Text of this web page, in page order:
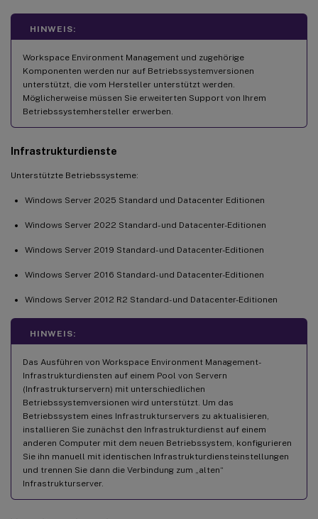
HINWEIS:
Workspace Environment Management und zugehörige
Komponenten werden nur auf Betriebssystemversionen
unterstützt, die vom Hersteller unterstützt werden.
Möglicherweise müssen Sie erweiterten Support von Ihrem
Betriebssystemhersteller erwerben.
Infrastrukturdienste
Unterstützte Betriebssysteme:
Windows Server 2025 Standard und Datacenter Editionen
Windows Server 2022 Standard- und Datacenter-Editionen
Windows Server 2019 Standard- und Datacenter-Editionen
Windows Server 2016 Standard- und Datacenter-Editionen
Windows Server 2012 R2 Standard- und Datacenter-Editionen
HINWEIS:
Das Ausführen von Workspace Environment Management-
Infrastrukturdiensten auf einem Pool von Servern
(Infrastrukturservern) mit unterschiedlichen
Betriebssystemversionen wird unterstützt. Um das
Betriebssystem eines Infrastrukturservers zu aktualisieren,
installieren Sie zunächst den Infrastrukturdienst auf einem
anderen Computer mit dem neuen Betriebssystem, konfigurieren
Sie ihn manuell mit identischen Infrastrukturdiensteinstellungen
und trennen Sie dann die Verbindung zum „alten“
Infrastrukturserver.